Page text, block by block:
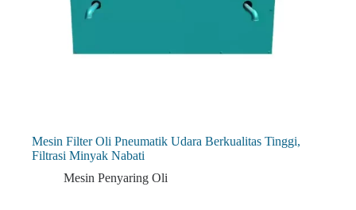
Mesin Filter Oli Pneumatik Udara Berkualitas Tinggi,
Filtrasi Minyak Nabati
Mesin Penyaring Oli